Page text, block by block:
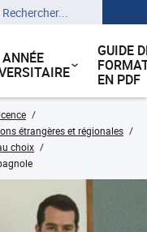
ANNÉE
GUIDE
EN PDF
étrangères et régionales
choix